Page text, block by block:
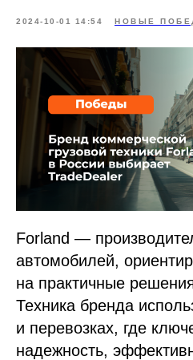
2024-10-01 14:54 НОВЫЕ
Forland —
автомобилей,
на практичные
Техника бренда
и перевозках, где
надежность,